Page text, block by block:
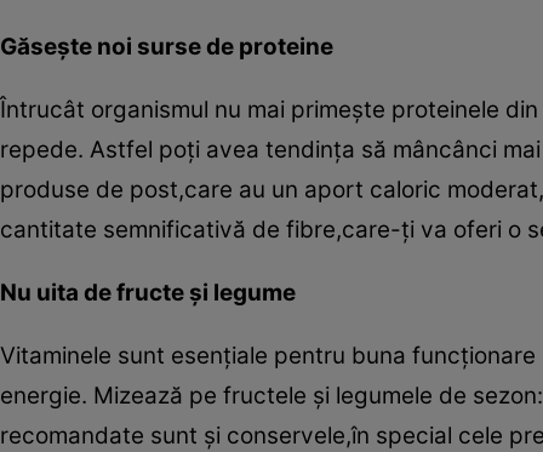
Găseşte noi surse de proteine
Întrucât organismul nu mai primeşte proteinele
repede. Astfel poţi avea tendinţa să mâncânci
produse de post,care au un aport caloric
cantitate semnificativă de fibre,care-ţi va oferi o
Nu uita de fructe şi legume
Vitaminele sunt esenţiale pentru buna
energie. Mizează pe fructele şi legumele de
recomandate sunt şi conservele,în special cele